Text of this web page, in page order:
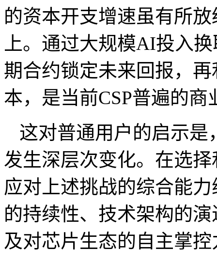
的资本开支增速虽有所
上。通过大规模AI投入
期合约锁定未来回报，
本，是当前CSP普遍的商
这对普通用户的启示
发生深层次变化。在选
应对上述挑战的综合能
的持续性、技术架构的
及对芯片生态的自主掌控